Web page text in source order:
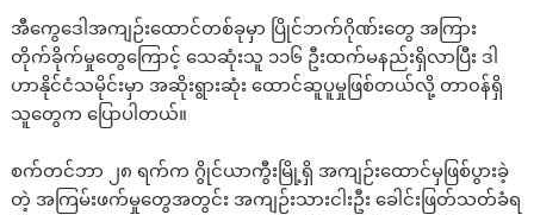
အီကွေဒေါအကျဉ်းထောင်တစ်ခုမှာ ပြိုင်ဘက်ဂိုဏ်းတွေ အကြား
တိုက်ခိုက်မှုတွေကြောင့် သေဆုံးသူ ၁၁၆ ဦးထက်မနည်းရှိလာပြီး ဒါ
ဟာနိုင်ငံသမိုင်းမှာ အဆိုးရွားဆုံး ထောင်ဆူပူမှုဖြစ်တယ်လို့ တာ၀န်ရှိ
သူတွေက ပြောပါတယ်။
စက်တင်ဘာ ၂၈ ရက်က ဂွိုင်ယာကွီးမြို့ရှိ အကျဉ်းထောင်မှဖြစ်ပွားခဲ့
တဲ့ အကြမ်းဖက်မှုတွေအတွင်း အကျဉ်းသားငါးဦး ခေါင်းဖြတ်သတ်ခံရ